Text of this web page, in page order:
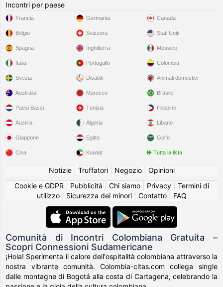
Incontri per paese
Francia
Belgio
Spagna
Italia
Svezia
Germania
Svizzera
Inghilterra
Portogallo
Disabili
Canada
Stati Uniti
Messico
Colombia
Animali domestici
Australia
Paesi Bassi
Austria
Giappone
Cina
Marocco
Tunisia
Algeria
Egitto
Kuwait
Brasile
Filippine
Libano
Golfo
Tutta la lista
Notizie| Truffatori| Negozio| Opinioni
Cookie e GDPR
Pubblicità Chi siamo| Privacy| Termini di
utilizzo| Sicurezza dei minori| Contatto| FAQ
Comunità di Incontri Colombiana Gratuita –
Scopri Connessioni Sudamericane
¡Hola! Sperimenta il calore dell'ospitalità colombiana attraverso la
nostra vibrante comunità. Colombia-citas.com collega single
dalle montagne di Bogotá alla costa di Cartagena, celebrando la